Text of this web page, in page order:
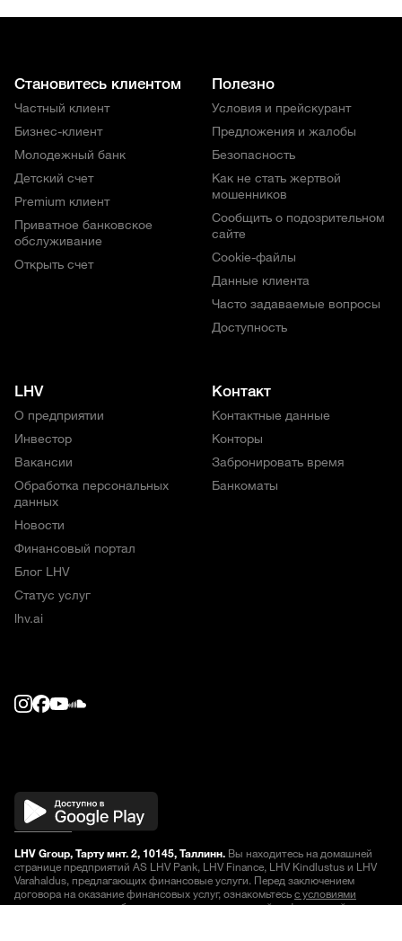
Становитесь клиентом
Частный клиент
Бизнес-клиент
Молодежный банк
Детский счет
Premium клиент
Приватное банковское
обслуживание
Открыть счет
Полезно
Условия и прейскурант
Предложения и жалобы
Безопасность
Как не стать жертвой
мошенников
Сообщить о подозрительном
сайте
Cookie-файлы
Данные клиента
Часто задаваемые вопросы
Доступность
LHV
О предприятии
Инвестор
Вакансии
Обработка персональных
данных
Новости
Финансовый портал
Блог LHV
Статус услуг
lhv.ai
Контакт
Контактные данные
Конторы
Забронировать время
Банкоматы
LHV Group, Тарту мнт. 2, 10145, Таллинн. Вы находитесь на домашней
странице предприятий AS LHV Pank, LHV Finance, LHV Kindlustus и LHV
Varahaldus, предлагающих финансовые услуги. Перед заключением
договора на оказание финансовых услуг, ознакомьтесьс условиями
оказания услугили обратитесь за дополнительной информацией.